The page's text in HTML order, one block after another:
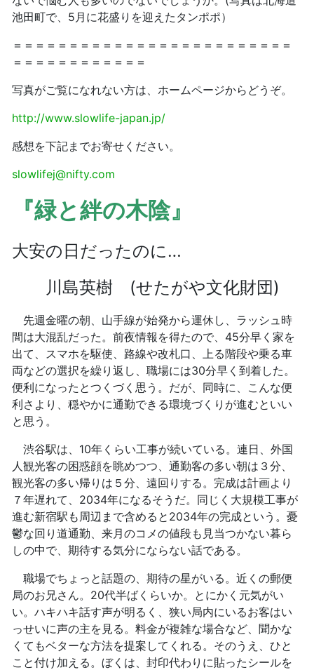
池田町で、5月に花盛りを迎えたタンポポ）
＝＝＝＝＝＝＝＝＝＝＝＝＝＝＝＝＝＝＝＝＝＝＝＝＝
＝＝＝＝＝＝＝＝＝＝＝＝
写真がご覧になれない方は、ホームページからどうぞ。
http://www.slowlife-japan.jp/
感想を下記までお寄せください。
slowlifej@nifty.com
『緑と絆の木陰』
大安の日だったのに…
川島英樹 (せたがや文化財団)
先週金曜の朝、山手線が始発から運休し、ラッシュ時
間は大混乱だった。前夜情報を得たので、45分早く家を
出て、スマホを駆使、路線や改札口、上る階段や乗る車
両などの選択を繰り返し、職場には30分早く到着した。
便利になったとつくづく思う。だが、同時に、こんな便
利さより、穏やかに通勤できる環境づくりが進むといい
と思う。
渋谷駅は、10年くらい工事が続いている。連日、外国
人観光客の困惑顔を眺めつつ、通勤客の多い朝は３分、
観光客の多い帰りは５分、遠回りする。完成は計画より
７年遅れて、2034年になるそうだ。同じく大規模工事が
進む新宿駅も周辺まで含めると2034年の完成という。憂
鬱な回り道通勤、来月のコメの値段も見当つかない暮ら
しの中で、期待する気分にならない話である。
職場でちょっと話題の、期待の星がいる。近くの郵便
局のお兄さん。20代半ばくらいか。とにかく元気がい
い。ハキハキ話す声が明るく、狭い局内にいるお客はい
っせいに声の主を見る。料金が複雑な場合など、聞かな
くてもベターな方法を提案してくれる。そのうえ、ひと
こと付け加える。ぼくは、封印代わりに貼ったシールを